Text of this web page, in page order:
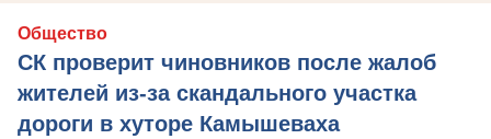
Общество
СК проверит чиновников после жалоб
жителей из-за скандального участка
дороги в хуторе Камышеваха